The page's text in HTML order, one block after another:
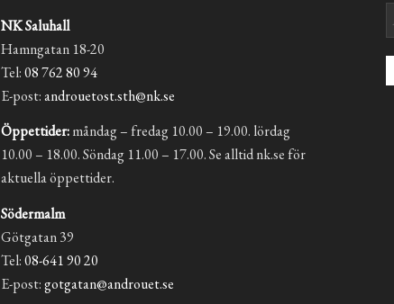
NK Saluhall
Hamngatan 18-20
Tel:08 762 80 94
E-post:androuetost.sth@nk.se
Öppettider:måndag – fredag 10.00 – 19.00. lördag
10.00 – 18.00. Söndag 11.00 – 17.00. Se alltid nk.se för
aktuella öppettider.
Södermalm
Götgatan 39
Tel:08-641 90 20
E-post:gotgatan@androuet.se